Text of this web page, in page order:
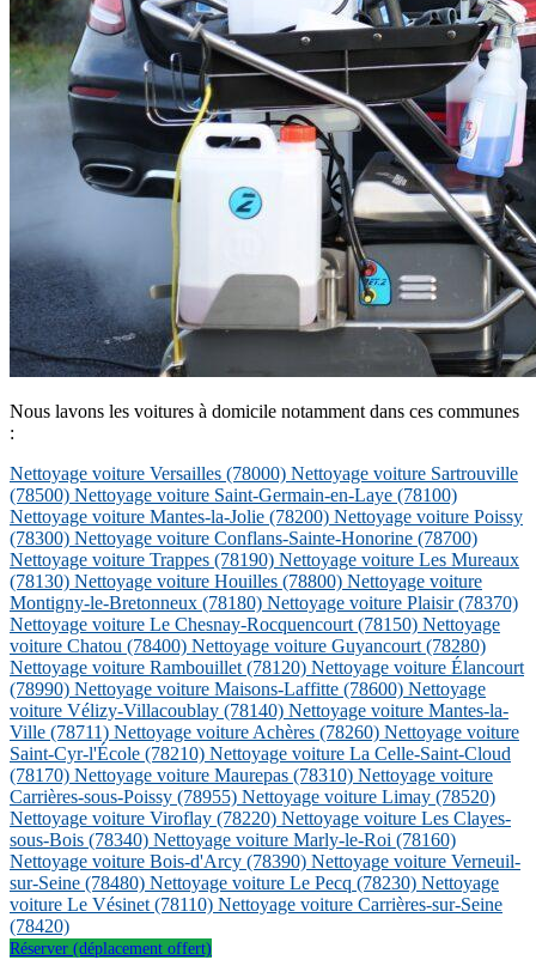
Nous lavons les voitures à domicile notamment dans ces communes
:
Nettoyage voiture Versailles (78000) Nettoyage voiture Sartrouville
(78500) Nettoyage voiture Saint-Germain-en-Laye (78100)
Nettoyage voiture Mantes-la-Jolie (78200) Nettoyage voiture Poissy
(78300) Nettoyage voiture Conflans-Sainte-Honorine (78700)
Nettoyage voiture Trappes (78190) Nettoyage voiture Les Mureaux
(78130) Nettoyage voiture Houilles (78800) Nettoyage voiture
Montigny-le-Bretonneux (78180) Nettoyage voiture Plaisir(78370)
Nettoyage voiture Le Chesnay-Rocquencourt(78150) Nettoyage
voiture Chatou (78400) Nettoyage voiture Guyancourt(78280)
Nettoyage voiture Rambouillet(78120) Nettoyage voiture Élancourt
(78990) Nettoyage voiture Maisons-Laffitte (78600) Nettoyage
voiture Vélizy-Villacoublay (78140) Nettoyage voiture Mantes-la-
Ville (78711) Nettoyage voiture Achères (78260) Nettoyage voiture
Saint-Cyr-l'École (78210) Nettoyage voiture La Celle-Saint-Cloud
(78170) Nettoyage voiture Maurepas (78310) Nettoyage voiture
Carrières-sous-Poissy (78955) Nettoyage voiture Limay (78520)
Nettoyage voiture Viroflay (78220) Nettoyage voiture Les Clayes-
sous-Bois (78340) Nettoyage voiture Marly-le-Roi (78160)
Nettoyage voiture Bois-d'Arcy (78390) Nettoyage voiture Verneuil-
sur-Seine (78480) Nettoyage voiture Le Pecq (78230) Nettoyage
voiture Le Vésinet(78110) Nettoyage voiture Carrières-sur-Seine
(78420)
Réserver (déplacement offert)